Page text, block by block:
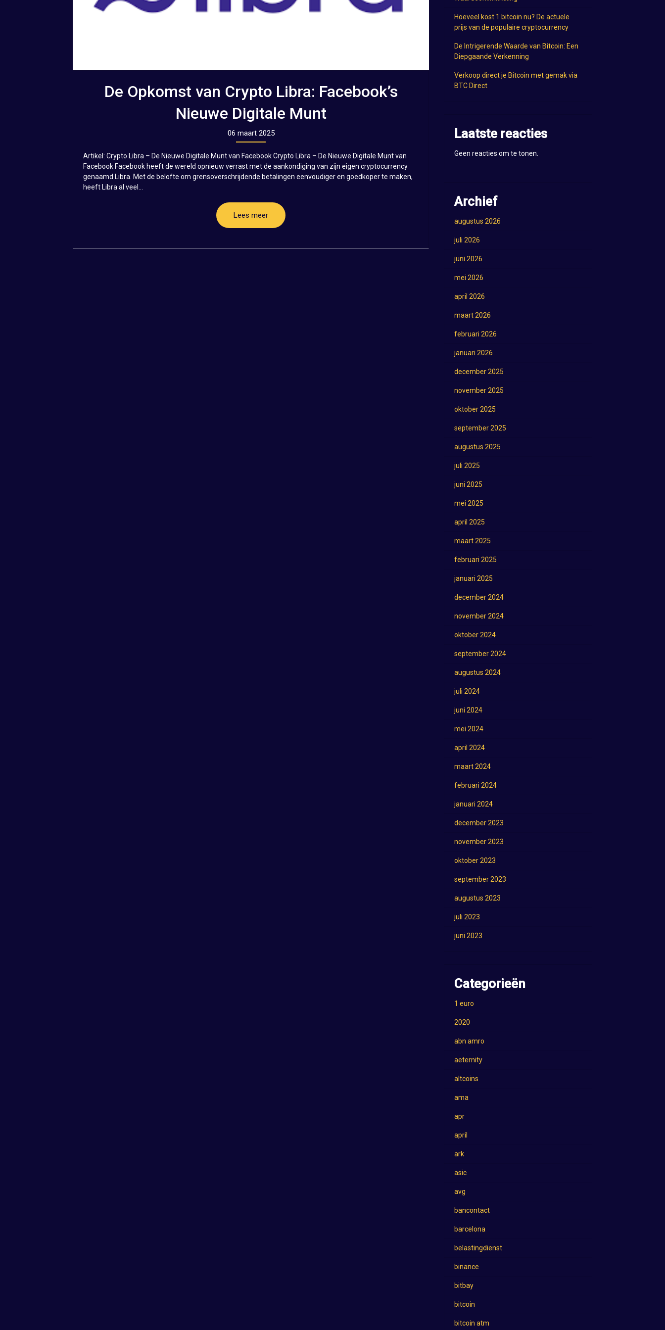
De Opkomst van Crypto Libra: Facebook’s
Nieuwe Digitale Munt
06 maart 2025
Artikel: Crypto Libra – De Nieuwe Digitale Munt van Facebook Crypto Libra – De Nieuwe Digitale Munt van
Facebook Facebook heeft de wereld opnieuw verrast met de aankondiging van zijn eigen cryptocurrency
genaamd Libra. Met de belofte om grensoverschrijdende betalingen eenvoudiger en goedkoper te maken,
heeft Libra al veel...
Lees meer
Hoeveel kost 1 bitcoin nu? De actuele
prijs van de populaire cryptocurrency
De Intrigerende Waarde van Bitcoin: Een
Diepgaande Verkenning
Verkoop direct je Bitcoin met gemak via
BTC Direct
Laatste reacties
Geen reacties om te tonen.
Archief
augustus 2026
juli 2026
juni 2026
mei 2026
april 2026
maart 2026
februari 2026
januari 2026
december 2025
november 2025
oktober 2025
september 2025
augustus 2025
juli 2025
juni 2025
mei 2025
april 2025
maart 2025
februari 2025
januari 2025
december 2024
november 2024
oktober 2024
september 2024
augustus 2024
juli 2024
juni 2024
mei 2024
april 2024
maart 2024
februari 2024
januari 2024
december 2023
november 2023
oktober 2023
september 2023
augustus 2023
juli 2023
juni 2023
Categorieën
1 euro
2020
abn amro
aeternity
altcoins
ama
apr
april
ark
asic
avg
bancontact
barcelona
belastingdienst
binance
bitbay
bitcoin
bitcoin atm